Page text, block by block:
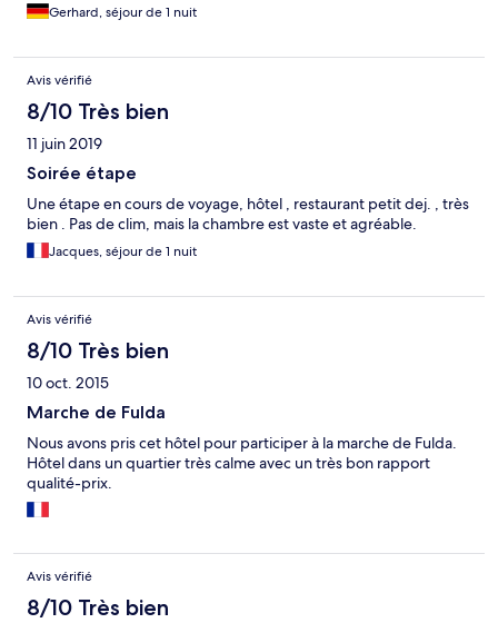
Gerhard, séjour de 1 nuit
Avis vérifié
8/10 Très bien
11 juin 2019
Soirée étape
Une étape en cours de voyage, hôtel , restaurant petit dej. , très
bien . Pas de clim, mais la chambre est vaste et agréable.
Jacques, séjour de 1 nuit
Avis vérifié
8/10 Très bien
10 oct. 2015
Marche de Fulda
Nous avons pris cet hôtel pour participer à la marche de Fulda.
Hôtel dans un quartier très calme avec un très bon rapport
qualité-prix.
Avis vérifié
8/10 Très bien